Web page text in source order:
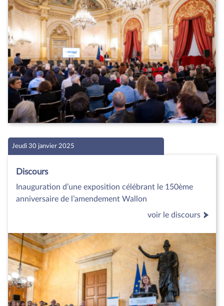
Jeudi 30 janvier 2025
Discours
Inauguration d’une exposition célébrant le 150ème
anniversaire de l’amendement Wallon
voir le discours